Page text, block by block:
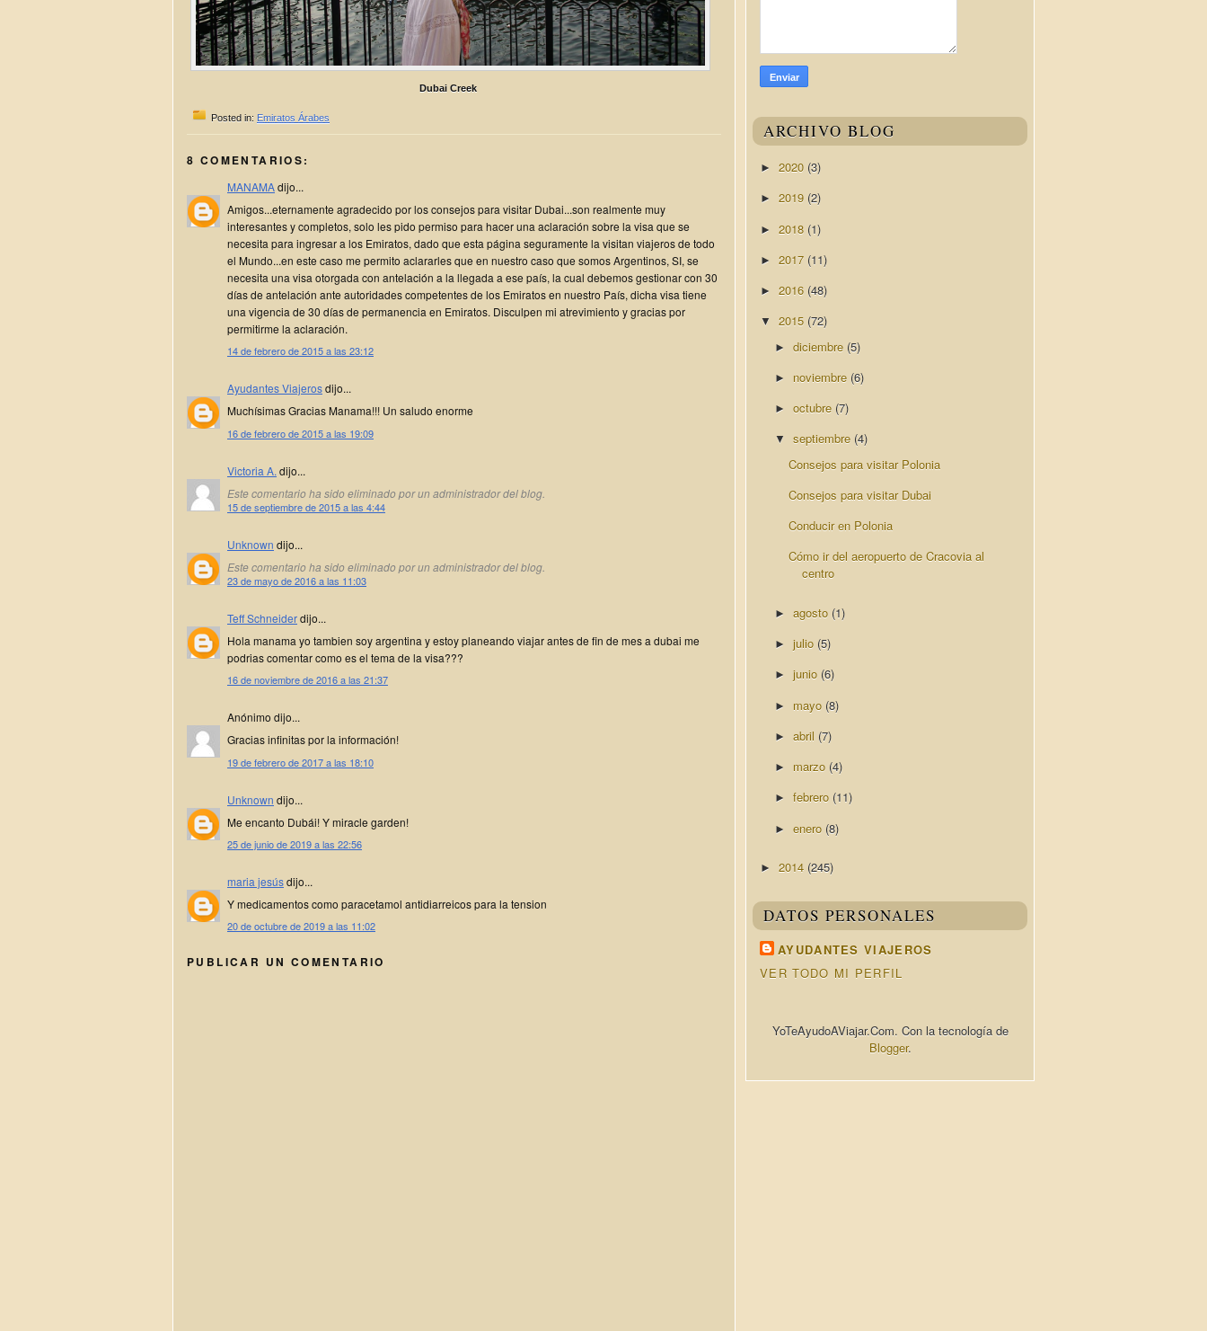
Dubai Creek
Posted in: Emiratos Árabes
8 COMENTARIOS:
MANAMAdijo...
Amigos...eternamente agradecido por los consejos para visitar Dubai...son realmente muy
interesantes y completos, solo les pido permiso para hacer una aclaración sobre la visa que se
necesita para ingresar a los Emiratos, dado que esta página seguramente la visitan viajeros de todo
el Mundo...en este caso me permito aclararles que en nuestro caso que somos Argentinos, SI, se
necesita una visa otorgada con antelación a la llegada a ese país, la cual debemos gestionar con 30
días de antelación ante autoridades competentes de los Emiratos en nuestro País, dicha visa tiene
una vigencia de 30 días de permanencia en Emiratos. Disculpen mi atrevimiento y gracias por
permitirme la aclaración.
14 de febrero de 2015 a las 23:12
Ayudantes Viajerosdijo...
Muchísimas Gracias Manama!!! Un saludo enorme
16 de febrero de 2015 a las 19:09
Victoria A. dijo...
Este comentario ha sido eliminado por un administrador del blog.
15 de septiembre de 2015 a las 4:44
Unknown dijo...
Este comentario ha sido eliminado por un administrador del blog.
23 de mayo de 2016 a las 11:03
Teff Schneiderdijo...
Hola manama yo tambien soy argentina y estoy planeando viajar antes de fin de mes a dubai me
podrias comentar como es el tema de la visa???
16 de noviembre de 2016 a las 21:37
Anónimo dijo...
Gracias infinitas por la información!
19 de febrero de 2017 a las 18:10
Unknown dijo...
Me encanto Dubái! Y miracle garden!
25 de junio de 2019 a las 22:56
maria jesúsdijo...
Y medicamentos como paracetamol antidiarreicos para la tension
20 de octubre de 2019 a las 11:02
PUBLICAR UN COMENTARIO
ARCHIVO BLOG
► 2020 (3)
► 2019 (2)
► 2018 (1)
► 2017 (11)
► 2016 (48)
▼ 2015 (72)
► diciembre (5)
► noviembre (6)
► octubre (7)
▼ septiembre (4)
Consejos para visitar Polonia
Consejos para visitar Dubai
Conducir en Polonia
Cómo ir del aeropuerto de Cracovia al
centro
► agosto (1)
► julio (5)
► junio (6)
► mayo (8)
► abril (7)
► marzo (4)
► febrero (11)
► enero (8)
► 2014 (245)
DATOS PERSONALES
AYUDANTES VIAJEROS
VER TODO MI PERFIL
YoTeAyudoAViajar.Com. Con la tecnología de
Blogger.